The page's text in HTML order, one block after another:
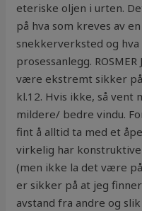
eteriske oljen i urten.
på hva som kreves av
snekkerverksted og
prosessanlegg.
være ekstremt sikker
kl.12. Hvis ikke, så vent
mildere/ bedre vindu.
fint å alltid ta med et
virkelig har
(men ikke la det være
er sikker på at jeg
avstand fra andre og